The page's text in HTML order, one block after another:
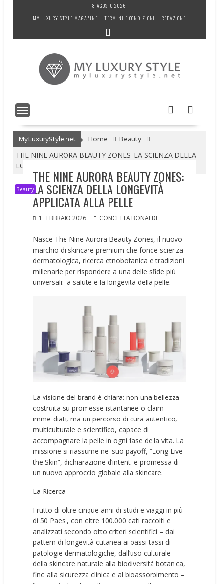
8 AGOSTO 2026
MY LUXURY STYLE MAGAZINE
TERMINI E CONDIZIONI REDAZIONE
MyLuxuryStyle.net Home
Beauty
THE NINE AURORA BEAUTY ZONES: LA SCIENZA DELLA
LONGEVITÀ APPLICATA ALLA PELLE
Beauty
THE NINE AURORA BEAUTY ZONES:
LA SCIENZA DELLA LONGEVITÀ
APPLICATA ALLA PELLE
1 FEBBRAIO 2026 CONCETTA BONALDI
Nasce The Nine Aurora Beauty Zones, il nuovo
marchio di skincare premium che fonde scienza
dermatologica, ricerca etnobotanica e tradizioni
millenarie per rispondere a una delle sfide più
universali: la salute e la longevità della pelle.
La visione del brand è chiara: non una bellezza
costruita su promesse istantanee o claim
imme-diati, ma un percorso di cura autentico,
multiculturale e scientifico, capace di
accompagnare la pelle in ogni fase della vita. La
missione si riassume nel suo payoff, “Long Live
the Skin”, dichiarazione d’intenti e promessa di
un nuovo approccio globale alla skincare.
La Ricerca
Frutto di oltre cinque anni di studi e viaggi in più
di 50 Paesi, con oltre 100.000 dati raccolti e
analizzati secondo otto criteri scientifici – dai
pattern di longevità cutanea ai bassi tassi di
patologie dermatologiche, dall’uso culturale
della skincare naturale alla biodiversità botanica,
fino alla sicurezza clinica e al bioassorbimento –